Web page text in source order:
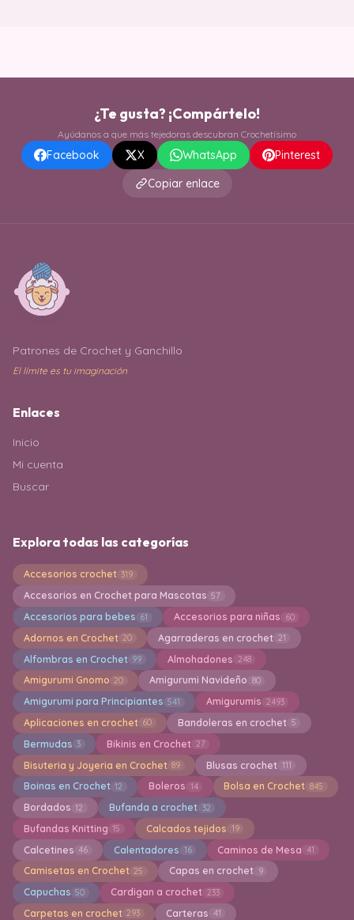
¿Te gusta? ¡Compártelo!
Ayúdanos a que más tejedoras descubran Crochetísimo
Facebook X WhatsApp
Pinterest
Copiar enlace
Patrones de Crochet y Ganchillo
El límite es tu imaginación
Enlaces
Inicio
Mi cuenta
Buscar
Explora todas las categorías
Accesorios crochet 319
Accesorios en Crochet para Mascotas 57
Accesorios para bebes 61 Accesorios para niñas 60
Adornos en Crochet 20 Agarraderas en crochet 21
Alfombras en Crochet 99 Almohadones 248
Amigurumi Gnomo 20 Amigurumi Navideño 80
Amigurumi para Principiantes 541 Amigurumis 2493
Aplicaciones en crochet 60 Bandoleras en crochet 5
Bermudas 3 Bikinis en Crochet 27
Bisuteria y Joyeria en Crochet 89 Blusas crochet 111
Boinas en Crochet 12 Boleros 14 Bolsa en Crochet 845
Bordados 12 Bufanda a crochet 32
Bufandas Knitting 15 Calcados tejidos 19
Calcetines 46 Calentadores 16 Caminos de Mesa 41
Camisetas en Crochet 25 Capas en crochet 9
Capuchas 50 Cardigan a crochet 233
Carpetas en crochet 293 Carteras 41